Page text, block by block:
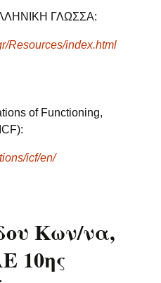
ΓΛΩΣΣΑ:
Resources/index.html
of Functioning,
icf/en/
Κων/να,
10ης